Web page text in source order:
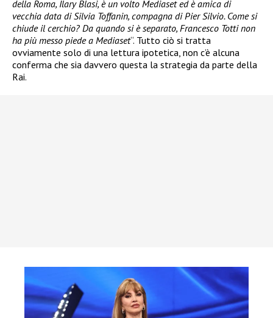
della Roma, Ilary Blasi, è un volto Mediaset ed è amica di
vecchia data di Silvia Toffanin, compagna di Pier Silvio. Come si
chiude il cerchio? Da quando si è separato, Francesco Totti non
ha più messo piede a Mediaset“. Tutto ciò si tratta
ovviamente solo di una lettura ipotetica, non c’è alcuna
conferma che sia davvero questa la strategia da parte della
Rai.